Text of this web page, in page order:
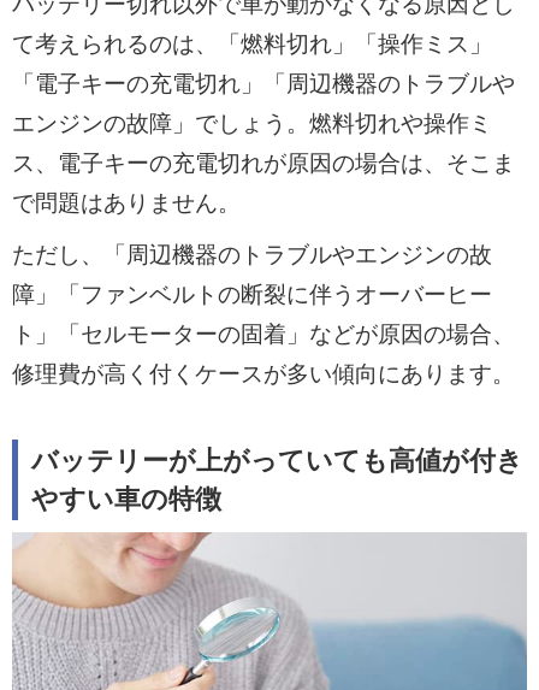
て考えられるのは、「燃料切れ」「操作ミス」
「電子キーの充電切れ」「周辺機器のトラブルや
エンジンの故障」でしょう。燃料切れや操作ミ
ス、電子キーの充電切れが原因の場合は、そこま
で問題はありません。
ただし、「周辺機器のトラブルやエンジンの故
障」「ファンベルトの断裂に伴うオーバーヒー
ト」「セルモーターの固着」などが原因の場合、
修理費が高く付くケースが多い傾向にあります。
バッテリーが上がっていても高値が付き
やすい車の特徴